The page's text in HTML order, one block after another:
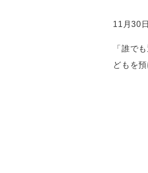
11 月30日
「誰で
どもを